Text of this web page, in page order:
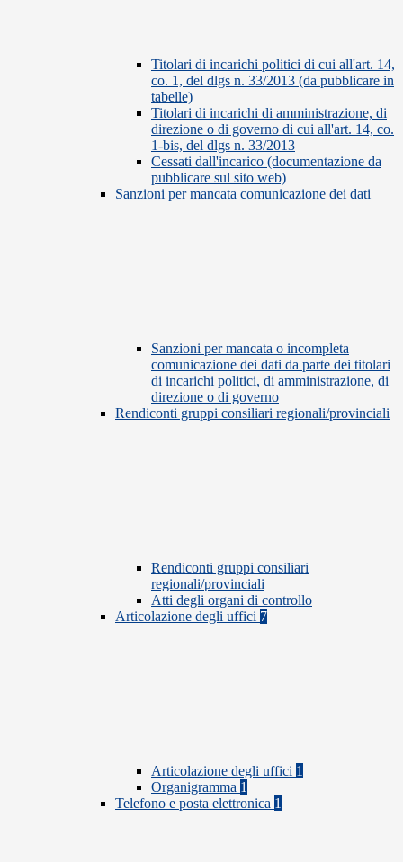
Titolari di incarichi politici di cui all'art. 14,
co. 1, del dlgs n. 33/2013 (da pubblicare in
tabelle)
Titolari di incarichi di amministrazione, di
direzione o di governo di cui all'art. 14, co.
1-bis, del dlgs n. 33/2013
Cessati dall'incarico (documentazione da
pubblicare sul sito web)
Sanzioni per mancata comunicazione dei dati
Sanzioni per mancata o incompleta
comunicazione dei dati da parte dei titolari
di incarichi politici, di amministrazione, di
direzione o di governo
Rendiconti gruppi consiliari regionali/provinciali
Rendiconti gruppi consiliari
regionali/provinciali
Atti degli organi di controllo
Articolazione degli uffici 7
Articolazione degli uffici 1
Organigramma 1
Telefono e posta elettronica 1